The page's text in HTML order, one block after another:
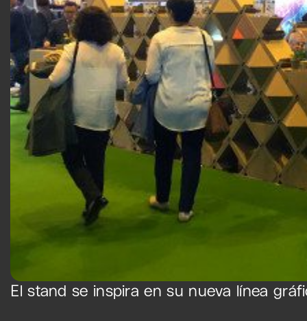
El stand se inspira en su nueva línea